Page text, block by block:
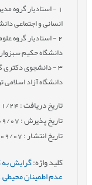
- استادیار گروه
انسانی و اجتماعی
2- استادیار گروه
دانشگاه حکیم
3- دانشجوی دکتری
دانشگاه آزاد اسلامی
تاریخ دریافت : 1401/01/24
تاریخ پذیرش : 1401/09/07
تاریخ انتشار : 1401/09/07
کلید واژه:گرایش به
عدم اطمینان محیطی,